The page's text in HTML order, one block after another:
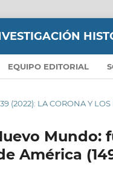
EQUIPO EDITORIAL
(2022): LA CORONA Y
Mundo:
América